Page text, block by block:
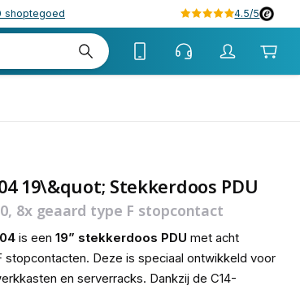
shoptegoed 4.5/5
19\&quot; Stekkerdoos PDU
8x geaard type F stopcontact
is een19” stekkerdoos PDU met acht
stopcontacten. Deze is speciaal ontwikkeld voor
en serverracks. Dankzij de C14-